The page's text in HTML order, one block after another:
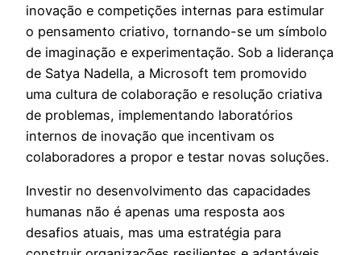
inovação e competições internas para estimular
o pensamento criativo, tornando-se um símbolo
de imaginação e experimentação. Sob a liderança
de Satya Nadella, a Microsoft tem promovido
uma cultura de colaboração e resolução criativa
de problemas, implementando laboratórios
internos de inovação que incentivam os
colaboradores a propor e testar novas soluções.
Investir no desenvolvimento das capacidades
humanas não é apenas uma resposta aos
desafios atuais, mas uma estratégia para